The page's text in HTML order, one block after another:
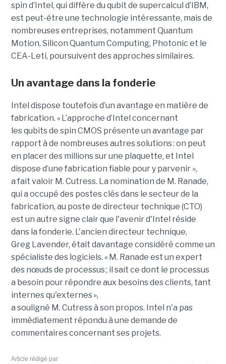
spin d’Intel, qui diffère du qubit de supercalcul d’IBM,
est peut-être une technologie intéressante, mais de
nombreuses entreprises, notamment Quantum
Motion, Silicon Quantum Computing, Photonic et le
CEA-Leti, poursuivent des approches similaires.
Un avantage dans la fonderie
Intel dispose toutefois d’un avantage en matière de
fabrication. « L’approche d’Intel concernant
les qubits de spin CMOS présente un avantage par
rapport à de nombreuses autres solutions : on peut
en placer des millions sur une plaquette, et Intel
dispose d’une fabrication fiable pour y parvenir »,
a fait valoir M. Cutress. La nomination de M. Ranade,
qui a occupé des postes clés dans le secteur de la
fabrication, au poste de directeur technique (CTO)
est un autre signe clair que l'avenir d'Intel réside
dans la fonderie. L'ancien directeur technique,
Greg Lavender, était davantage considéré comme un
spécialiste des logiciels. « M. Ranade est un expert
des nœuds de processus ; il sait ce dont le processus
a besoin pour répondre aux besoins des clients, tant
internes qu'externes »,
a souligné M. Cutress à son propos. Intel n'a pas
immédiatement répondu à une demande de
commentaires concernant ses projets.
Article rédigé par